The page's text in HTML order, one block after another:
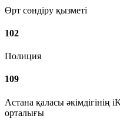
Өрт сөндіру қызметі
102
Полиция
109
Астана қаласы әкімдігінің
орталығы